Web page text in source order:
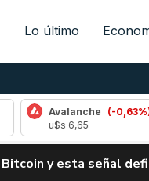
Lo último
Avalanche (-0,63%)
y esta señal